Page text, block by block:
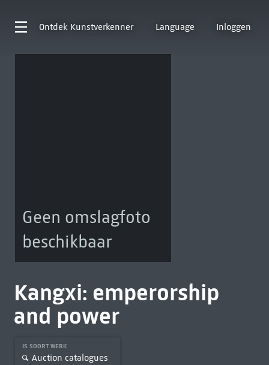
Ontdek Kunstverkenner Language Inloggen
Geen omslagfoto
beschikbaar
Kangxi: emperorship
and power
IS SOORT WERK
Auction catalogues